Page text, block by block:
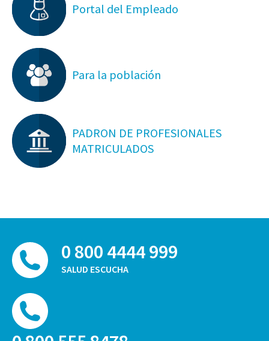
Portal del Empleado
Para la población
PADRON DE PROFESIONALES
MATRICULADOS
0 800 4444 999
SALUD ESCUCHA